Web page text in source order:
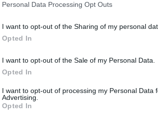
Personal Data Processing Opt Outs
I want to opt-out of the Sharing of my personal
Opted In
I want to opt-out of the Sale of my Personal Data.
Opted In
I want to opt-out of processing my Personal Data
Advertising.
Opted In